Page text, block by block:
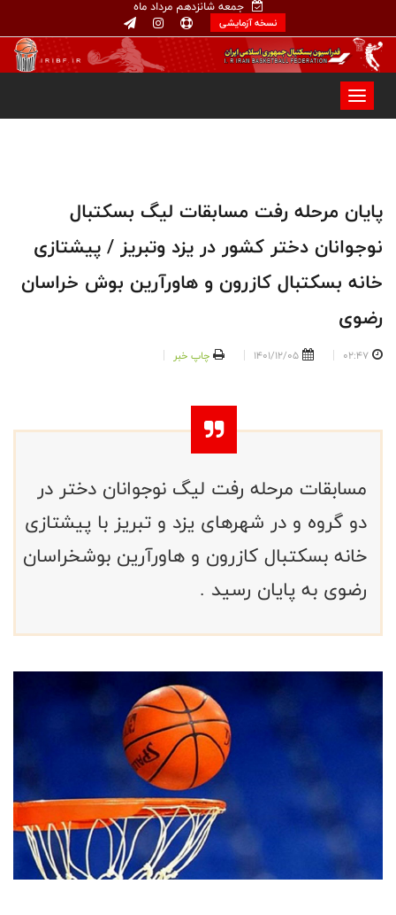
جمعه شانزدهم مرداد ماه
نسخه آزمایشی
پایان مرحله رفت مسابقات لیگ بسکتبال
نوجوانان دختر کشور در یزد وتبریز / پیشتازی
خانه بسکتبال کازرون و هاورآرین بوش خراسان
رضوی
02:47
1401/12/05 چاپ خبر
مسابقات مرحله رفت لیگ نوجوانان دختر در
دو گروه و در شهرهای یزد و تبریز با پیشتازی
خانه بسکتبال کازرون و هاورآرین بوشخراسان
رضوی به پایان رسید .